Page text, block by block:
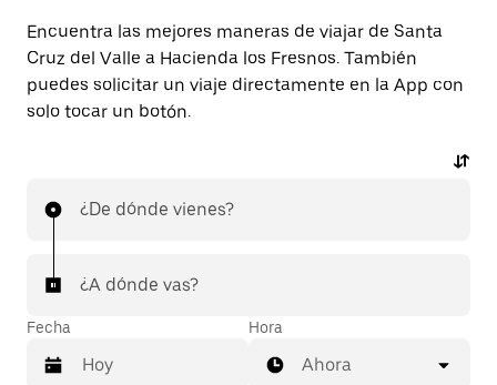
Encuentra las mejores maneras de viajar de Santa
Cruz del Valle a Hacienda los Fresnos. También
puedes solicitar un viaje directamente en la App con
solo tocar un botón.
¿De dónde vienes?
¿A dónde vas?
Fecha Hora
Ahora